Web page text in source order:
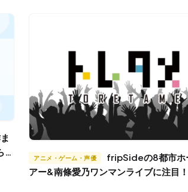
アニメ・ゲーム・声優
アー&南條愛乃ワンマンライブに注目！